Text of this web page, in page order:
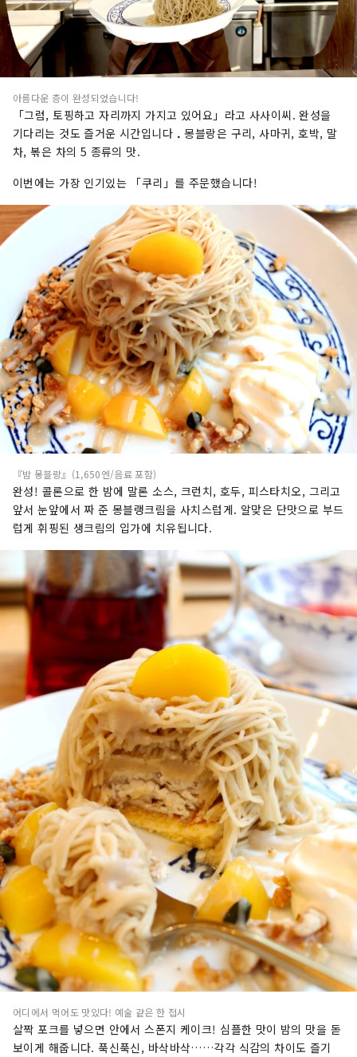
아름다운 층이 완성되었습니다!
「그럼, 토핑하고 자리까지 가지고 있어요」라고 사사이씨. 완성을
기다리는 것도 즐거운 시간입니다 . 몽블랑은 구리, 사마귀, 호박, 말
차, 볶은 차의 5 종류의 맛.
이번에는 가장 인기있는 「쿠리」를 주문했습니다!
『밤 몽블랑』(1,650엔/음료 포함)
완성! 콜론으로 한 밤에 말론 소스, 크런치, 호두, 피스타치오, 그리고
앞서 눈앞에서 짜 준 몽블랭크림을 사치스럽게. 알맞은 단맛으로 부드
럽게 휘핑된 생크림의 입가에 치유됩니다.
어디에서 먹어도 맛있다! 예술 같은 한 접시
살짝 포크를 넣으면 안에서 스폰지 케이크! 심플한 맛이 밤의 맛을 돋
보이게 해줍니다. 푹신푹신, 바삭바삭……각각 식감의 차이도 즐기